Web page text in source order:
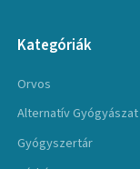
Kategóriák
Orvos
Alternatív Gyógyászat
Gyógyszertár